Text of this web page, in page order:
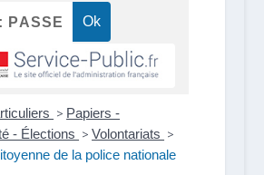
> Papiers -
- Élections > Volontariats >
de la police nationale